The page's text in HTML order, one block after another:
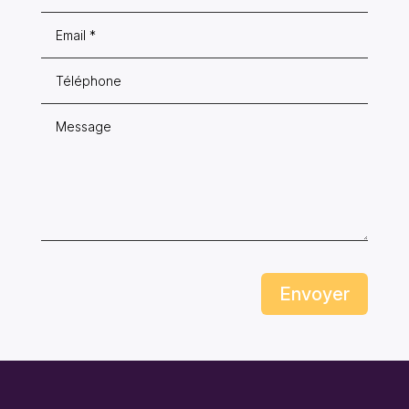
Envoyer